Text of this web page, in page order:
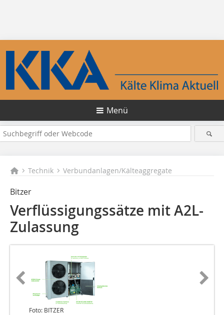
Menü
Technik Verbundanlagen/Kälteaggregate
Bitzer
Verflüssigungssätze mit A2L-
Zulassung
Foto: BITZER